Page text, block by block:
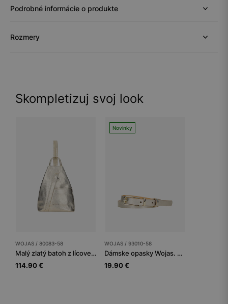
Podrobné informácie o produkte
Rozmery
Skompletizuj svoj look
WOJAS / 80083-58
Malý zlatý batoh z lícovej kože so zapínacími rúčkami
114.90 €
Novinky
WOJAS / 93010-58
Dámske opasky Wojas. Zlatý štandard
19.90 €